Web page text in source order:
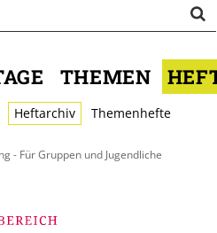
THEMEN
Heftarchiv Themenhefte
- Für Gruppen und Jugendliche